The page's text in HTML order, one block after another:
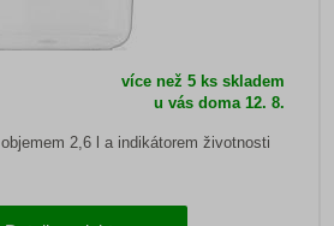
více než 5 ks skladem
u vás doma12. 8.
2,6 l a indikátorem životnosti